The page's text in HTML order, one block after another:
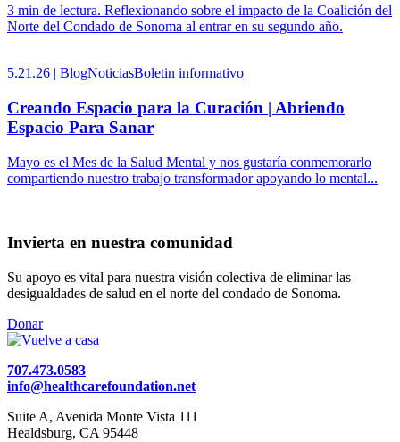
3 min de lectura. Reflexionando sobre el impacto de la Coalición del
Norte del Condado de Sonoma al entrar en su segundo año.
5.21.26 | BlogNoticiasBoletin informativo
Creando Espacio para la Curación | Abriendo
Espacio Para Sanar
Mayo es el Mes de la Salud Mental y nos gustaría conmemorarlo
compartiendo nuestro trabajo transformador apoyando lo mental...
Invierta en nuestra comunidad
Su apoyo es vital para nuestra visión colectiva de eliminar las
desigualdades de salud en el norte del condado de Sonoma.
Donar
707.473.0583
info@healthcarefoundation.net
Suite A, Avenida Monte Vista 111
Healdsburg, CA 95448